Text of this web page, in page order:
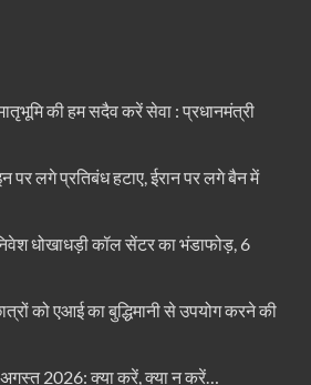
की हम सदैव करें सेवा : प्रधानमंत्री
पर लगे प्रतिबंध हटाए, ईरान पर लगे बैन में
धोखाधड़ी कॉल सेंटर का भंडाफोड़, 6
को एआई का बुद्धिमानी से उपयोग करने की
2026: क्या करें, क्या न करें…